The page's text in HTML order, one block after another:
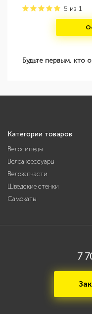
5 из 1
Будьте первым, кто
Категории товаров
Велосипеды
Велоаксессуары
Велозапчасти
Шведские стенки
Самокаты
7